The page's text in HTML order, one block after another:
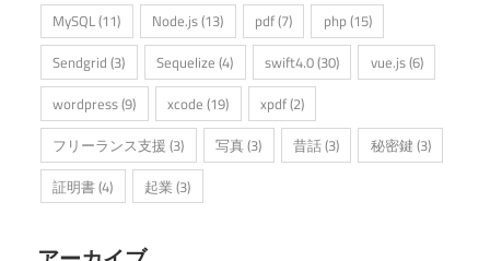
MySQL(11) Node.js(13) pdf(7) php(15)
Sendgrid (3) Sequelize (4) swift4.0(30) vue.js(6)
wordpress(9) xcode (19) xpdf(2)
フリーランス支援 (3) 写真(3) 昔話(3) 秘密鍵 (3)
証明書(4) 起業 (3)